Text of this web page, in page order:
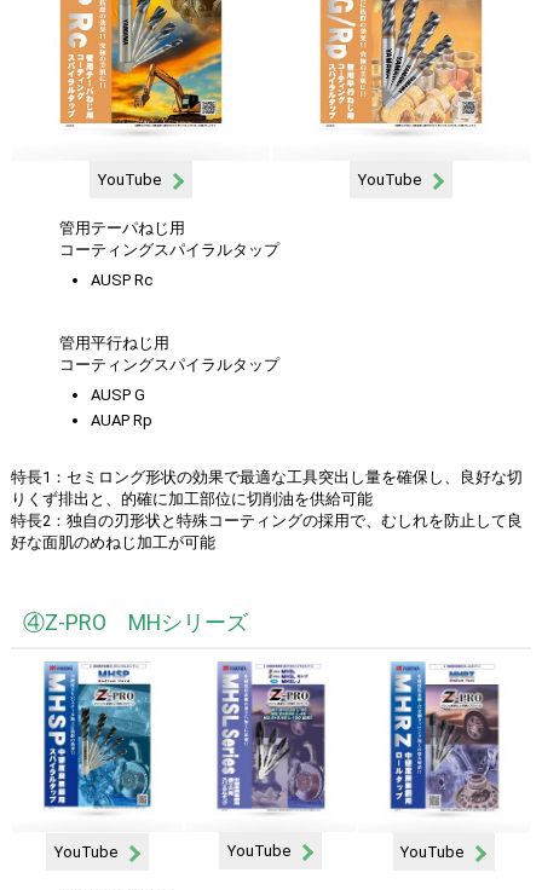
YouTube YouTube
管用テーパねじ用
コーティングスパイラルタップ
AUSP Rc
管用平行ねじ用
コーティングスパイラルタップ
AUSP G
AUAP Rp
特長1：セミロング形状の効果で最適な工具突出し量を確保し、良好な切
りくず排出と、的確に加工部位に切削油を供給可能
特長2：独自の刃形状と特殊コーティングの採用で、むしれを防止して良
好な面肌のめねじ加工が可能
④Z-PRO MHシリーズ
YouTube YouTube YouTube